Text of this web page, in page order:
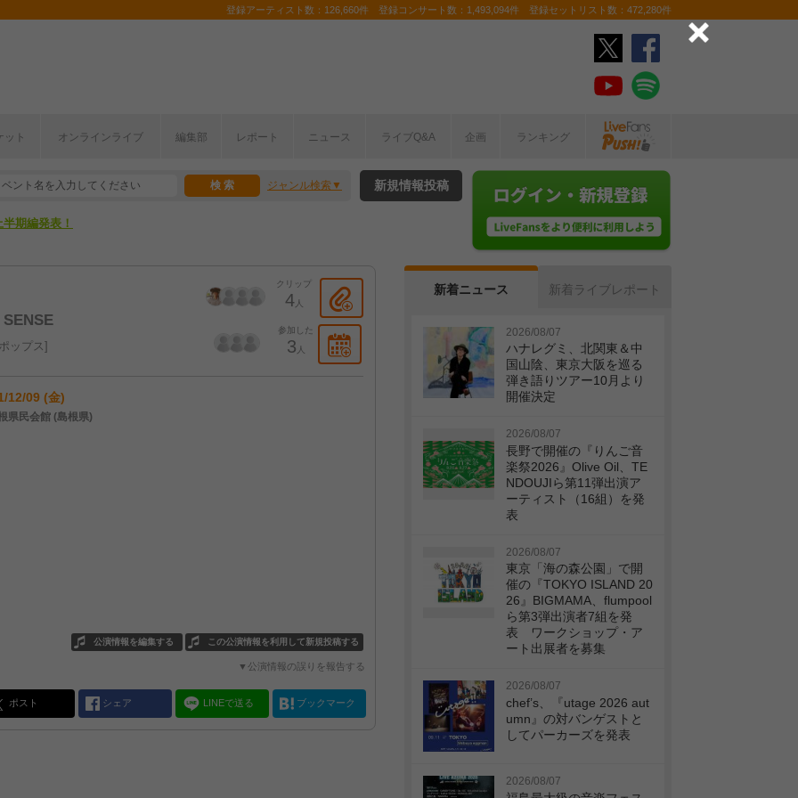
登録アーティスト数：126,660件 登録コンサート数：1,493,094件 登録セットリスト数：472,280件
ット オンラインライブ 編集部 レポート ニュース ライブQ&A 企画 ランキング
ジャンル検索
こから！
期編発表！
新規情報投稿
クリップ
4人
参加した
3 人
ップス
12/09 (金)
県民会館 (島根県)
この公演情報を利用して新規投稿する
公演情報を編集する
▼公演情報の誤りを報告する
ポスト シェア LINEで送る ブックマーク
新着ニュース 新着ライブレポート
2026/08/07
ハナレグミ、北関東＆中
国山陰、東京大阪を巡る
弾き語りツアー10月より
開催決定
2026/08/07
長野で開催の『りんご音
楽祭2026』Olive Oil、TE
NDOUJIら第11弾出演ア
ーティスト（16組）を発
表
2026/08/07
東京「海の森公園」で開
催の『TOKYO ISLAND 20
26』BIGMAMA、flumpool
ら第3弾出演者7組を発
表 ワークショップ・ア
ート出展者を募集
2026/08/07
chef’s、『utage 2026 aut
umn』の対バンゲストと
してパーカーズを発表
2026/08/07